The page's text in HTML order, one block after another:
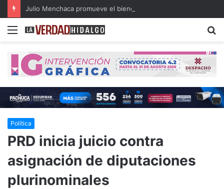
Menu
Política
PRD inicia juicio contra
asignación de diputaciones
plurinominales